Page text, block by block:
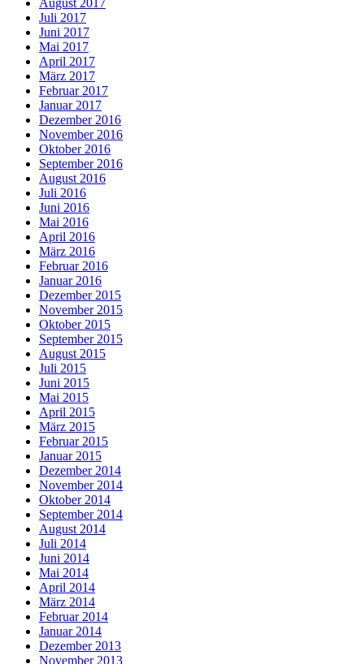
Juli 2017
Juni 2017
Mai 2017
April 2017
März 2017
Februar 2017
Januar 2017
Dezember 2016
November 2016
Oktober 2016
September 2016
August 2016
Juli 2016
Juni 2016
Mai 2016
April 2016
März 2016
Februar 2016
Januar 2016
Dezember 2015
November 2015
Oktober 2015
September 2015
August 2015
Juli 2015
Juni 2015
Mai 2015
April 2015
März 2015
Februar 2015
Januar 2015
Dezember 2014
November 2014
Oktober 2014
September 2014
August 2014
Juli 2014
Juni 2014
Mai 2014
April 2014
März 2014
Februar 2014
Januar 2014
Dezember 2013
November 2013